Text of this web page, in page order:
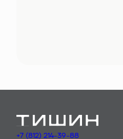
+7 (812) 214-39-88